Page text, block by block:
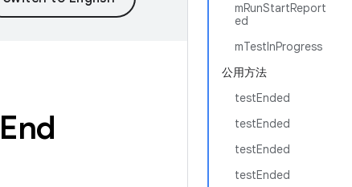
mRunStartReport
ed
mTestInProgress
公用方法
testEnded
testEnded
testEnded
testEnded
End